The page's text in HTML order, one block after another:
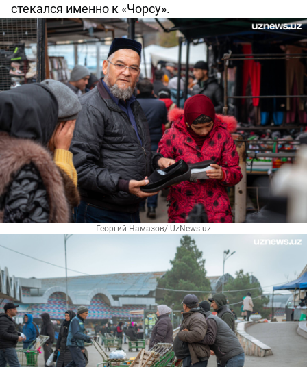
стекался именно к «Чорсу».
Георгий Намазов/ UzNews.uz